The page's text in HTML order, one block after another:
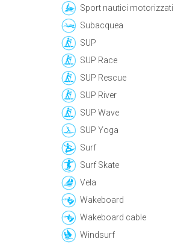
Sport nautici motorizzati
Subacquea
SUP
SUP Race
SUP Rescue
SUP River
SUP Wave
SUP Yoga
Surf
Surf Skate
Vela
Wakeboard
Wakeboard cable
Windsurf